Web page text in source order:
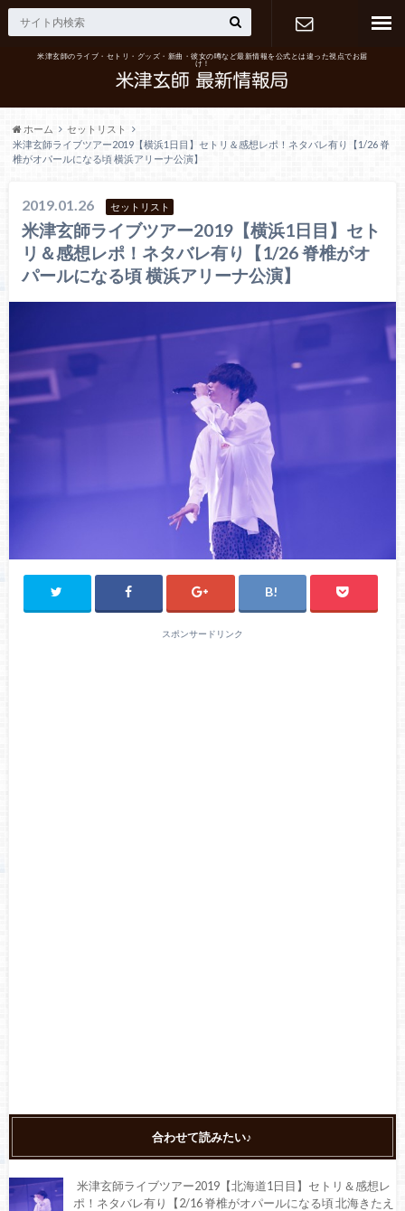
米津玄師のライブ・セトリ・グッズ・新曲・彼女の噂など最新情報を公式とは違った視点でお届
け！
お問い合わ
せ
ホーム
セットリスト
米津玄師ライブツアー2019【横浜1日目】セトリ＆感想レポ！ネタバレ有り【1/26 脊
椎がオパールになる頃 横浜アリーナ公演】
2019.01.26 セットリスト
米津玄師ライブツアー2019【横浜1日目】セト
リ＆感想レポ！ネタバレ有り【1/26 脊椎がオ
パールになる頃 横浜アリーナ公演】
スポンサードリンク
合わせて読みたい♪
米津玄師ライブツアー2019【北海道1日目】セトリ＆感想レ
ポ！ネタバレ有り【2/16 脊椎がオパールになる頃 北海きたえ